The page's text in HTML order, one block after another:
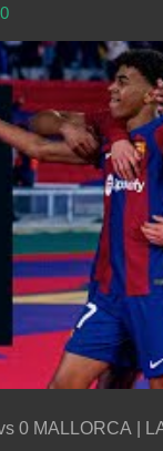
0
0 MALLORCA |